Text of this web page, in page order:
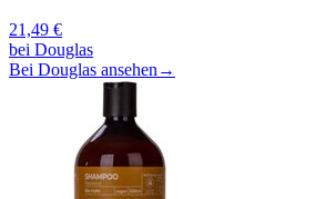
21,49 €
bei Douglas
Bei Douglas ansehen →